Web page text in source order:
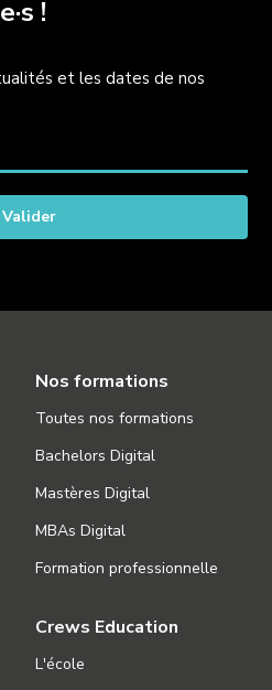
!
et les dates de nos
Nos formations
Toutes nos formations
Bachelors Digital
Mastères Digital
MBAs Digital
Formation professionnelle
Crews Education
L'école